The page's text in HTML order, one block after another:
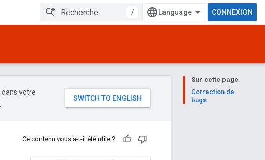
/ CONNEXION
Sur cette page
Correction de
bugs
votre
Ce contenu vous a-t-il été utile ?